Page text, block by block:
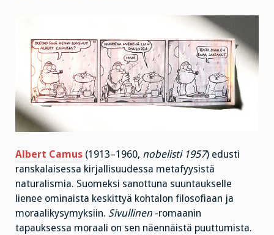
Albert Camus (1913–1960, nobelisti 1957) edusti
ranskalaisessa kirjallisuudessa metafyysistä
naturalismia. Suomeksi sanottuna suuntaukselle
lienee ominaista keskittyä kohtalon filosofiaan ja
moraalikysymyksiin. Sivullinen -romaanin
tapauksessa moraali on sen näennäistä puuttumista.